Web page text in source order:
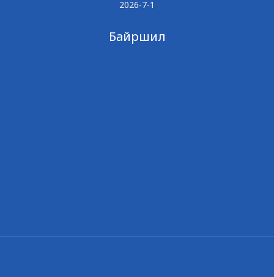
2026-7-1
Байршил